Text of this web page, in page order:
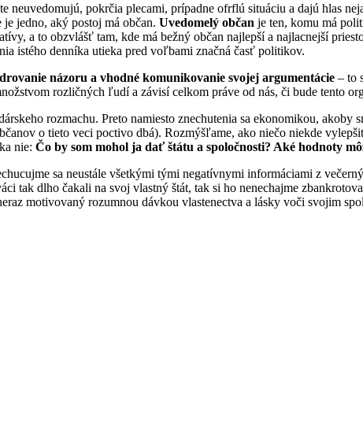
pokrčia plecami, prípadne ofrflú situáciu a dajú hlas
jedno, aký postoj má občan. Uvedomelý občan je ten, komu má
a to obzvlášť tam, kde má bežný občan najlepší a najlacnejší
istého denníka utieka pred voľbami značná časť politikov.
názoru a vhodné komunikovanie svojej argumentácie – to
rozličných ľudí a závisí celkom práve od nás, či bude tento
rozmachu. Preto namiesto znechutenia sa ekonomikou,
o tieto veci poctivo dbá). Rozmýšľame, ako niečo niekde
nie: Čo by som mohol ja dať štátu a spoločnosti? Aké hodnoty
sa neustále všetkými tými negatívnymi informáciami z
tak dlho čakali na svoj vlastný štát, tak si ho nenechajme
motivovaný rozumnou dávkou vlastenectva a lásky voči svojim